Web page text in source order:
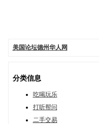
美国论坛德州华人网
分类信息
吃喝玩乐
打听帮问
二手交易